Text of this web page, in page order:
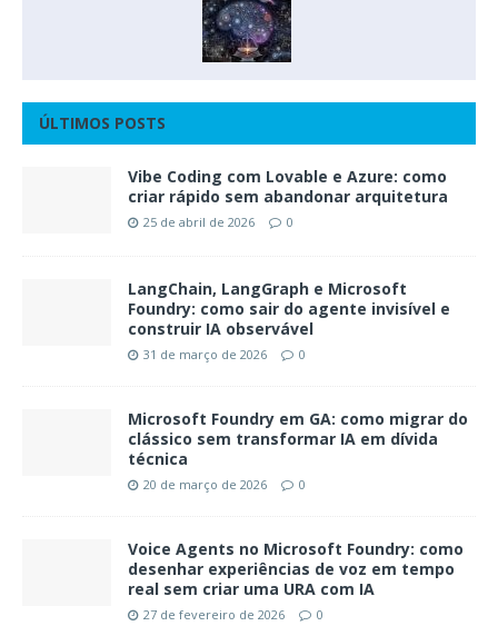
ÚLTIMOS POSTS
Vibe Coding com Lovable e Azure: como
criar rápido sem abandonar arquitetura
25 de abril de 2026 0
LangChain, LangGraph e Microsoft
Foundry: como sair do agente invisível e
construir IA observável
31 de março de 2026 0
Microsoft Foundry em GA: como migrar do
clássico sem transformar IA em dívida
técnica
20 de março de 2026 0
Voice Agents no Microsoft Foundry: como
desenhar experiências de voz em tempo
real sem criar uma URA com IA
27 de fevereiro de 2026 0